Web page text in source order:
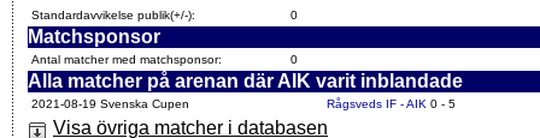
Standardavvikelse publik(+/-):
0
Matchsponsor
Antal matcher med matchsponsor: 0
Alla matcher på arenan där AIK varit inblandade
2021-08-19 Svenska Cupen Rågsveds IF - AIK 0 - 5
Visa övriga matcher i databasen